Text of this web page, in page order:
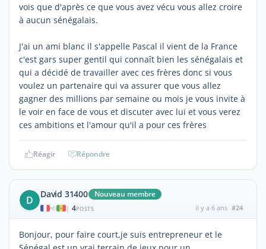
vois que d'après ce que vous avez vécu vous allez croire
à aucun sénégalais.
J'ai un ami blanc il s'appelle Pascal il vient de la France
c'est gars super gentil qui connaît bien les sénégalais et
qui a décidé de travailler avec ces frères donc si vous
voulez un partenaire qui va assurer que vous allez
gagner des millions par semaine ou mois je vous invite à
le voir en face de vous et discuter avec lui et vous verez
ces ambitions et l'amour qu'il a pour ces frères
Réagir Répondre
D David 31400 Nouveau membre
| 4POSTS il y a 6 ans #24
Bonjour, pour faire court,je suis entrepreneur et le